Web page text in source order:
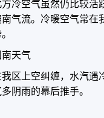
冷空气虽然仍比较活
气流。冷暖空气常在
天气
区上空纠缠，水汽遇
阴雨的幕后推手。